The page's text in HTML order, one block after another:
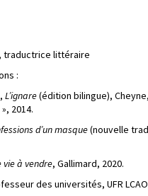
, traductrice littéraire
:
L’ignare(édition bilingue),
2014.
d’un masque(nouvelle
vie à vendre, Gallimard, 2020.
des universités, UFR